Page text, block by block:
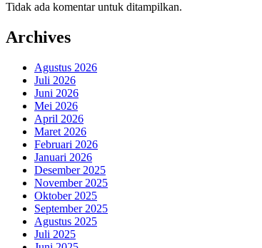
Tidak ada komentar untuk ditampilkan.
Archives
Agustus 2026
Juli 2026
Juni 2026
Mei 2026
April 2026
Maret 2026
Februari 2026
Januari 2026
Desember 2025
November 2025
Oktober 2025
September 2025
Agustus 2025
Juli 2025